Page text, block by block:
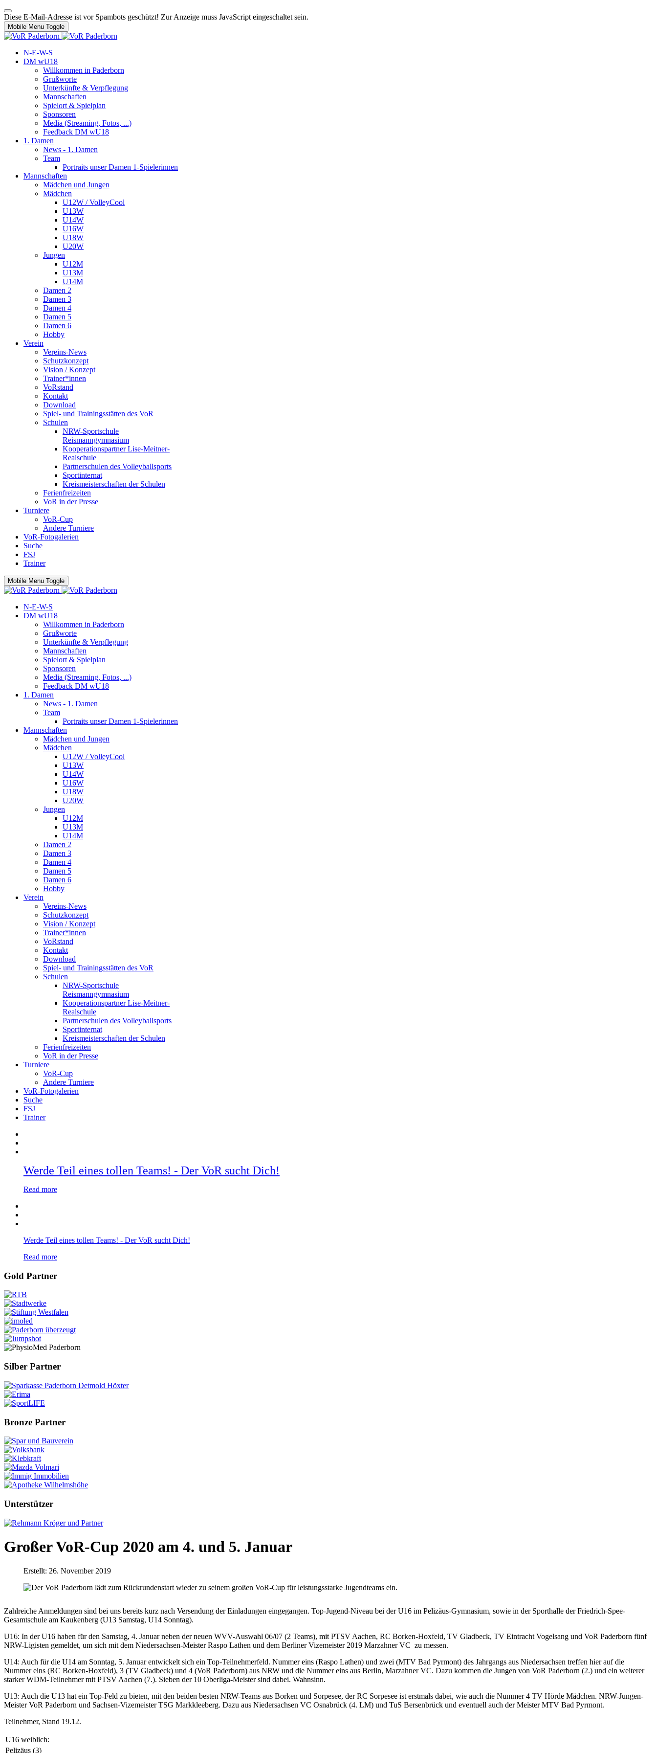
Diese E-Mail-Adresse ist vor Spambots geschützt! Zur Anzeige muss JavaScript eingeschaltet sein.
Mobile Menu Toggle
N-E-W-S
DM wU18
Willkommen in Paderborn
Grußworte
Unterkünfte & Verpflegung
Mannschaften
Spielort & Spielplan
Sponsoren
Media (Streaming, Fotos, ...)
Feedback DM wU18
1. Damen
News - 1. Damen
Team
Portraits unser Damen 1-Spielerinnen
Mannschaften
Mädchen und Jungen
Mädchen
U12W / VolleyCool
U13W
U14W
U16W
U18W
U20W
Jungen
U12M
U13M
U14M
Damen 2
Damen 3
Damen 4
Damen 5
Damen 6
Hobby
Verein
Vereins-News
Schutzkonzept
Vision / Konzept
Trainer*innen
VoRstand
Kontakt
Download
Spiel- und Trainingsstätten des VoR
Schulen
NRW-Sportschule
Reismanngymnasium
Kooperationspartner Lise-Meitner-
Realschule
Partnerschulen des Volleyballsports
Sportinternat
Kreismeisterschaften der Schulen
Ferienfreizeiten
VoR in der Presse
Turniere
VoR-Cup
Andere Turniere
VoR-Fotogalerien
Suche
FSJ
Trainer
Mobile Menu Toggle
N-E-W-S
DM wU18
Willkommen in Paderborn
Grußworte
Unterkünfte & Verpflegung
Mannschaften
Spielort & Spielplan
Sponsoren
Media (Streaming, Fotos, ...)
Feedback DM wU18
1. Damen
News - 1. Damen
Team
Portraits unser Damen 1-Spielerinnen
Mannschaften
Mädchen und Jungen
Mädchen
U12W / VolleyCool
U13W
U14W
U16W
U18W
U20W
Jungen
U12M
U13M
U14M
Damen 2
Damen 3
Damen 4
Damen 5
Damen 6
Hobby
Verein
Vereins-News
Schutzkonzept
Vision / Konzept
Trainer*innen
VoRstand
Kontakt
Download
Spiel- und Trainingsstätten des VoR
Schulen
NRW-Sportschule
Reismanngymnasium
Kooperationspartner Lise-Meitner-
Realschule
Partnerschulen des Volleyballsports
Sportinternat
Kreismeisterschaften der Schulen
Ferienfreizeiten
VoR in der Presse
Turniere
VoR-Cup
Andere Turniere
VoR-Fotogalerien
Suche
FSJ
Trainer
Werde Teil eines tollen Teams! - Der VoR sucht Dich!
Read more
Werde Teil eines tollen Teams! - Der VoR sucht Dich!
Read more
Gold Partner
Silber Partner
Bronze Partner
Unterstützer
Großer VoR-Cup 2020 am 4. und 5. Januar
Erstellt: 26. November 2019
Zahlreiche Anmeldungen sind bei uns bereits kurz nach Versendung der Einladungen eingegangen. Top-Jugend-Niveau bei der U16 im Pelizäus-Gymnasium, sowie in der Sporthalle der Friedrich-Spee-
Gesamtschule am Kaukenberg (U13 Samstag, U14 Sonntag).
U16: In der U16 haben für den Samstag, 4. Januar neben der neuen WVV-Auswahl 06/07 (2 Teams), mit PTSV Aachen, RC Borken-Hoxfeld, TV Gladbeck, TV Eintracht Vogelsang und VoR Paderborn fünf
NRW-Ligisten gemeldet, um sich mit dem Niedersachsen-Meister Raspo Lathen und dem Berliner Vizemeister 2019 Marzahner VC zu messen.
U14: Auch für die U14 am Sonntag, 5. Januarentwickelt sich ein Top-Teilnehmerfeld. Nummer eins (Raspo Lathen) und zwei (MTV Bad Pyrmont) des Jahrgangs aus Niedersachsen treffen hier auf die
Nummer eins (RC Borken-Hoxfeld), 3 (TV Gladbeck) und 4 (VoR Paderborn) aus NRW und die Nummer eins aus Berlin, Marzahner VC. Dazu kommen die Jungen von VoR Paderborn (2.) und ein weiterer
starker WDM-Teilnehmer mit PTSV Aachen (7.). Sieben der 10 Oberliga-Meister sind dabei. Wahnsinn.
U13: Auch die U13 hat ein Top-Feld zu bieten, mit den beiden besten NRW-Teams aus Borken und Sorpesee, der RC Sorpesee ist erstmals dabei, wie auch die Nummer 4 TV Hörde Mädchen. NRW-Jungen-
Meister VoR Paderborn und Sachsen-Vizemeister TSG Markkleeberg. Dazu aus Niedersachsen VC Osnabrück (4. LM) und TuS Bersenbrück und eventuell auch der Meister MTV Bad Pyrmont.
Teilnehmer, Stand 19.12.
U16 weiblich:
Pelizäus (3)